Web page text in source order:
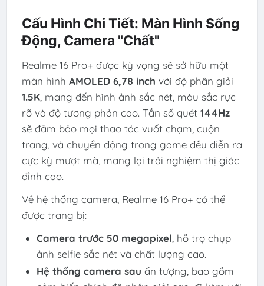
Cấu Hình Chi Tiết: Màn Hình Sống
Động, Camera "Chất"
Realme 16 Pro+ được kỳ vọng sẽ sở hữu một
màn hình AMOLED 6,78 inch với độ phân giải
1.5K, mang đến hình ảnh sắc nét, màu sắc rực
rỡ và độ tương phản cao. Tần số quét 144Hz
sẽ đảm bảo mọi thao tác vuốt chạm, cuộn
trang, và chuyển động trong game đều diễn ra
cực kỳ mượt mà, mang lại trải nghiệm thị giác
đỉnh cao.
Về hệ thống camera, Realme 16 Pro+ có thể
được trang bị:
Camera trước 50 megapixel, hỗ trợ chụp
ảnh selfie sắc nét và chất lượng cao.
Hệ thống camera sau ấn tượng, bao gồm